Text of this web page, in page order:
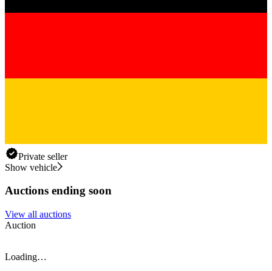
Private seller
Show vehicle
Auctions ending soon
View all auctions
Auction
Loading…